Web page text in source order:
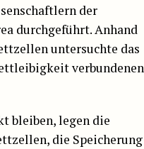
der
durchgeführt. Anhand
untersuchte das
verbundenen
bleiben, legen die
die Speicherung